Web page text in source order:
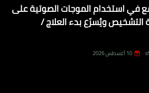
في استخدام الموجات الصوتية على
التشخيص ويُسرّع بدء العلاج /
10 أغسطس 2026